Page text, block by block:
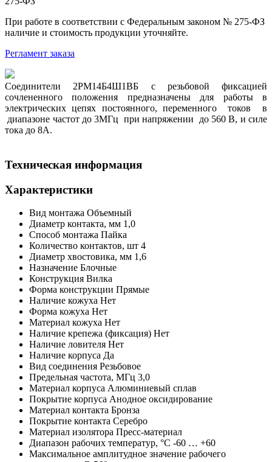
При работе в соответствии с Федеральным законом № 275-ФЗ
наличие и стоимость продукции уточняйте.
Регламент заказа
Соединители 2РМ14Б4Ш1ВБ с резьбовой фиксацией
сочлененного положения предназначены для работы в
электрических цепях постоянного, переменного токов в
диапазоне частот до 3МГц при напряжении до 560 В, и силе
тока до 8А.
Техническая информация
Характеристики
Вид монтажа Объемный
Диаметр контакта, мм 1,0
Способ монтажа Пайка
Количество контактов, шт 4
Диаметр хвостовика, мм 1,6
Назначение Блочные
Конструкция Вилка
Форма конструкции Прямые
Наличие кожуха Нет
Форма кожуха Нет
Материал кожуха Нет
Наличие крепежа (фиксация) Нет
Наличие ловителя Нет
Наличие корпуса Да
Вид соединения Резьбовое
Предельная частота, МГц 3,0
Материал корпуса Алюминиевый сплав
Покрытие корпуса Анодное оксидирование
Материал контакта Бронза
Покрытие контакта Серебро
Материал изолятора Пресс-материал
Диапазон рабочих температур, °С -60 … +60
Максимальное амплитудное значение рабочего